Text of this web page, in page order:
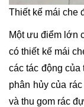
Thiết kế mái che
Một ưu điểm lớn
có thiết kế mái
các tác động
phân hủy của
và thu gom rác